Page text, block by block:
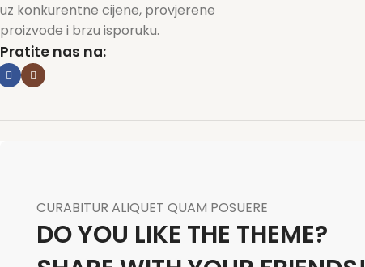
uz konkurentne cijene, provjerene
proizvode i brzu isporuku.
Pratite nas na:
CURABITUR ALIQUET QUAM POSUERE
DO YOU LIKE THE THEME?